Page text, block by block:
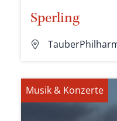
Sperling
Musik & Konzerte